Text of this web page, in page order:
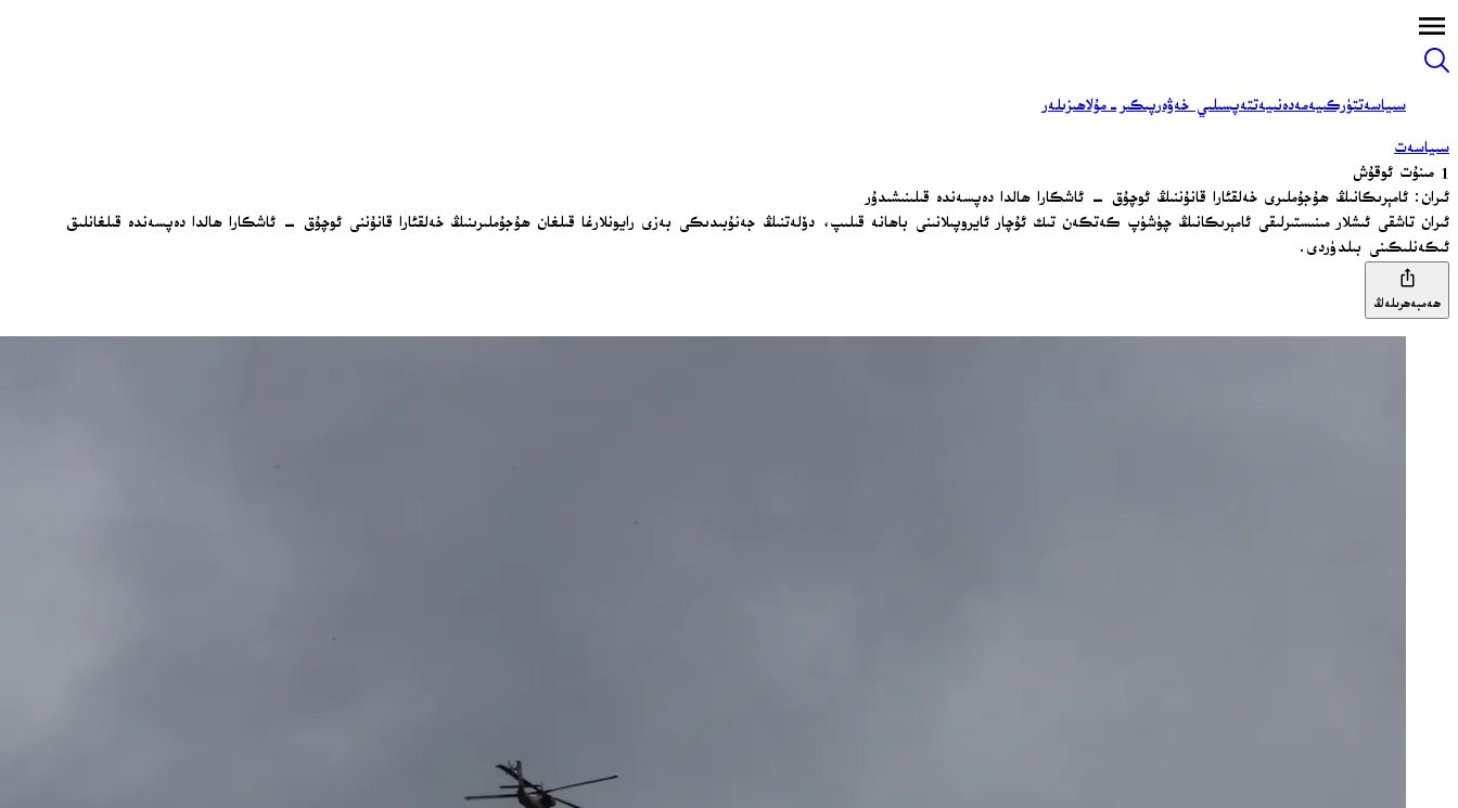
سىياسەتتۈركىيەمەدەنىيەتتەپسىلىي خەۋەرپىكىر-مۇلاھىزىلەر
سىياسەت
1 مىنۇت ئوقۇش
ئىران: ئامېرىكانىڭ ھۇجۇملىرى خەلقئارا قانۇننىڭ ئوچۇق – ئاشكارا ھالدا دەپسەندە قىلىنىشىدۇر
ئىران تاشقى ئىشلار مىنىستىرلىقى ئامېرىكانىڭ چۈشۈپ كەتكەن تىك ئۇچار ئايروپىلانىنى باھانە قىلىپ، دۆلەتنىڭ جەنۇبىدىكى بەزى رايونلارغا قىلغان ھۇجۇملىرىنىڭ خەلقئارا قانۇننى ئوچۇق – ئاشكارا ھالدا دەپسەندە قىلغانلىق
ئىكەنلىكىنى بىلدۈردى.
ھەمبەھرىلەڭ